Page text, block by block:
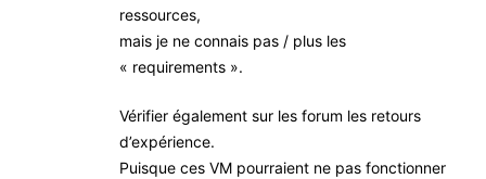
ressources,
mais je ne connais pas / plus les
« requirements ».
Vérifier également sur les forum les retours
d’expérience.
Puisque ces VM pourraient ne pas fonctionner